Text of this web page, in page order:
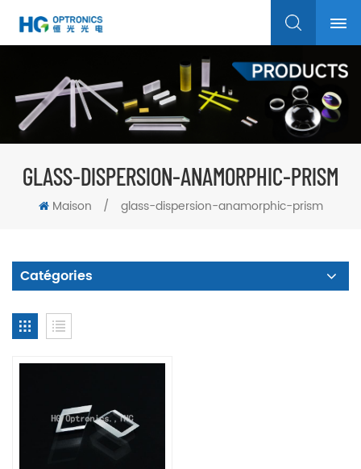
GLASS-DISPERSION-ANAMORPHIC-PRISM
Maison / glass-dispersion-anamorphic-prism
Catégories